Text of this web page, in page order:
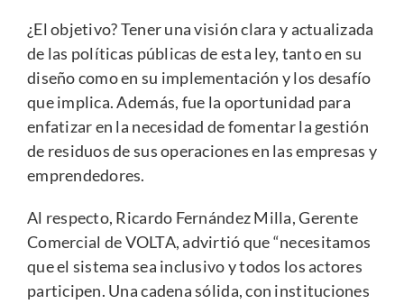
¿El objetivo? Tener una visión clara y actualizada
de las políticas públicas de esta ley, tanto en su
diseño como en su implementación y los desafío
que implica. Además, fue la oportunidad para
enfatizar en la necesidad de fomentar la gestión
de residuos de sus operaciones en las empresas y
emprendedores.
Al respecto, Ricardo Fernández Milla, Gerente
Comercial deVOLTA, advirtió que “necesitamos
que el sistema sea inclusivo y todos los actores
participen. Una cadena sólida, con instituciones